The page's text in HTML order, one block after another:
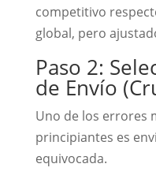
competitivo
global, pero
Paso 2:
de Envío
Uno de los errores
principiantes es
equivocada.